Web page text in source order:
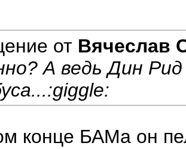
от Вячеслав
А ведь Дин
конце БАМа он